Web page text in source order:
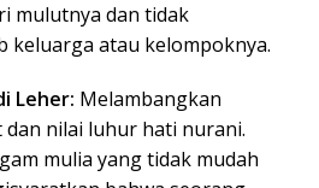
mulutnya dan tidak
keluarga atau kelompoknya.
Leher: Melambangkan
nilai luhur hati nurani.
mulia yang tidak mudah